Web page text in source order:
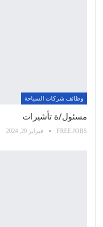
وظائف شركات السياحة
مسئول/ة تأشيرات
FREE JOBS فبراير 29, 2024